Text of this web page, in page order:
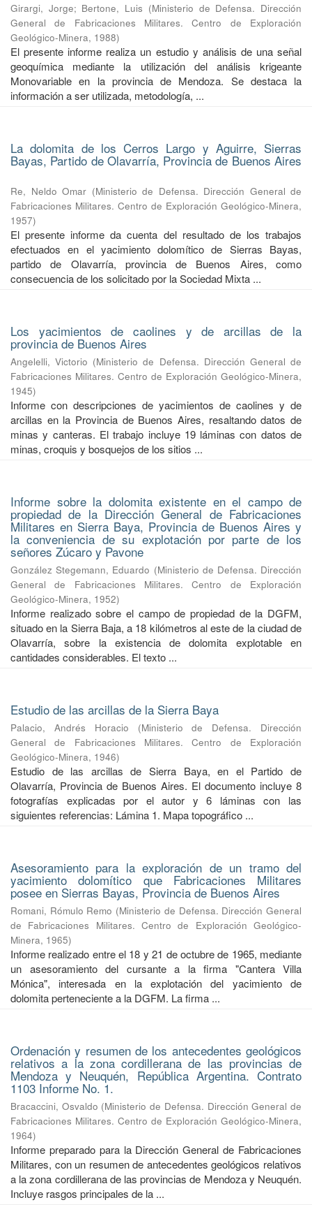
Girargi, Jorge; Bertone, Luis (Ministerio de Defensa. Dirección
General de Fabricaciones Militares. Centro de Exploración
Geológico-Minera, 1988)
El presente informe realiza un estudio y análisis de una señal
geoquímica mediante la utilización del análisis krigeante
Monovariable en la provincia de Mendoza. Se destaca la
información a ser utilizada, metodología, ...
La dolomita de los Cerros Largo y Aguirre, Sierras
Bayas, Partido de Olavarría, Provincia de Buenos Aires
Re, Neldo Omar (Ministerio de Defensa. Dirección General de
Fabricaciones Militares. Centro de Exploración Geológico-Minera,
1957)
El presente informe da cuenta del resultado de los trabajos
efectuados en el yacimiento dolomítico de Sierras Bayas,
partido de Olavarría, provincia de Buenos Aires, como
consecuencia de los solicitado por la Sociedad Mixta ...
Los yacimientos de caolines y de arcillas de la
provincia de Buenos Aires
Angelelli, Victorio (Ministerio de Defensa. Dirección General de
Fabricaciones Militares. Centro de Exploración Geológico-Minera,
1945)
Informe con descripciones de yacimientos de caolines y de
arcillas en la Provincia de Buenos Aires, resaltando datos de
minas y canteras. El trabajo incluye 19 láminas con datos de
minas, croquis y bosquejos de los sitios ...
Informe sobre la dolomita existente en el campo de
propiedad de la Dirección General de Fabricaciones
Militares en Sierra Baya, Provincia de Buenos Aires y
la conveniencia de su explotación por parte de los
señores Zúcaro y Pavone
González Stegemann, Eduardo (Ministerio de Defensa. Dirección
General de Fabricaciones Militares. Centro de Exploración
Geológico-Minera, 1952)
Informe realizado sobre el campo de propiedad de la DGFM,
situado en la Sierra Baja, a 18 kilómetros al este de la ciudad de
Olavarría, sobre la existencia de dolomita explotable en
cantidades considerables. El texto ...
Estudio de las arcillas de la Sierra Baya
Palacio, Andrés Horacio (Ministerio de Defensa. Dirección
General de Fabricaciones Militares. Centro de Exploración
Geológico-Minera, 1946)
Estudio de las arcillas de Sierra Baya, en el Partido de
Olavarría, Provincia de Buenos Aires. El documento incluye 8
fotografías explicadas por el autor y 6 láminas con las
siguientes referencias: Lámina 1. Mapa topográfico ...
Asesoramiento para la exploración de un tramo del
yacimiento dolomítico que Fabricaciones Militares
posee en Sierras Bayas, Provincia de Buenos Aires
Romani, Rómulo Remo (Ministerio de Defensa. Dirección General
de Fabricaciones Militares. Centro de Exploración Geológico-
Minera, 1965)
Informe realizado entre el 18 y 21 de octubre de 1965, mediante
un asesoramiento del cursante a la firma "Cantera Villa
Mónica", interesada en la explotación del yacimiento de
dolomita perteneciente a la DGFM. La firma ...
Ordenación y resumen de los antecedentes geológicos
relativos a la zona cordillerana de las provincias de
Mendoza y Neuquén, República Argentina. Contrato
1103 Informe No. 1.
Bracaccini, Osvaldo (Ministerio de Defensa. Dirección General de
Fabricaciones Militares. Centro de Exploración Geológico-Minera,
1964)
Informe preparado para la Dirección General de Fabricaciones
Militares, con un resumen de antecedentes geológicos relativos
a la zona cordillerana de las provincias de Mendoza y Neuquén.
Incluye rasgos principales de la ...